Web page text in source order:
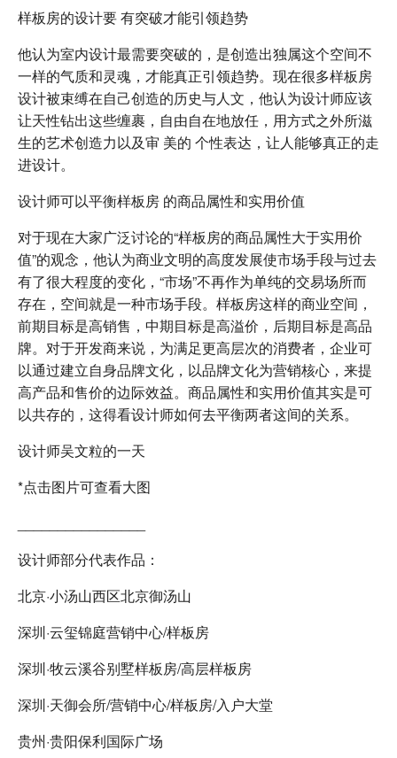
样板房的设计要 有突破才能引领趋势
他认为室内设计最需要突破的，是创造出独属这个空间不
一样的气质和灵魂，才能真正引领趋势。现在很多样板房
设计被束缚在自己创造的历史与人文，他认为设计师应该
让天性钻出这些缠裹，自由自在地放任，用方式之外所滋
生的艺术创造力以及审 美的 个性表达，让人能够真正的走
进设计。
设计师可以平衡样板房 的商品属性和实用价值
对于现在大家广泛讨论的“样板房的商品属性大于实用价
值”的观念，他认为商业文明的高度发展使市场手段与过去
有了很大程度的变化，“市场”不再作为单纯的交易场所而
存在，空间就是一种市场手段。样板房这样的商业空间，
前期目标是高销售，中期目标是高溢价，后期目标是高品
牌。对于开发商来说，为满足更高层次的消费者，企业可
以通过建立自身品牌文化，以品牌文化为营销核心，来提
高产品和售价的边际效益。商品属性和实用价值其实是可
以共存的，这得看设计师如何去平衡两者这间的关系。
设计师吴文粒的一天
*点击图片可查看大图
设计师部分代表作品：
北京·小汤山西区北京御汤山
深圳·云玺锦庭营销中心/样板房
深圳·牧云溪谷别墅样板房/高层样板房
深圳·天御会所/营销中心/样板房/入户大堂
贵州·贵阳保利国际广场